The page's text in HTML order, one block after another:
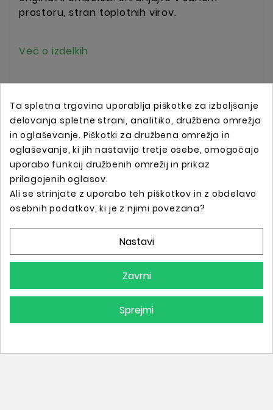
prostoru, stran toplotnih virov.
Več o izdelkih
Spletna trgovina s profesionalno tattoo opremo !
Ta spletna trgovina uporablja piškotke za izboljšanje
delovanja spletne strani, analitiko, družbena omrežja
in oglaševanje. Piškotki za družbena omrežja in
oglaševanje, ki jih nastavijo tretje osebe, omogočajo
uporabo funkcij družbenih omrežij in prikaz
prilagojenih oglasov.
Ali se strinjate z uporabo teh piškotkov in z obdelavo
osebnih podatkov, ki je z njimi povezana?
Nastavi
Zavrni
Sprejmi